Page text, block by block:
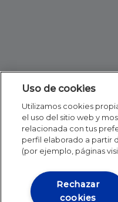
Uso de cookies
Utilizamos cookies
el uso del sitio web y
relacionada con tus
perfil elaborado a partir
(por ejemplo, páginas
Rechazar
cookies